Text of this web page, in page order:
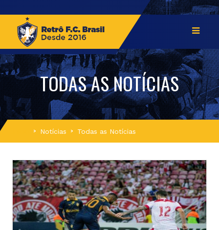
TODAS AS NOTÍCIAS
Notícias Todas as Notícias